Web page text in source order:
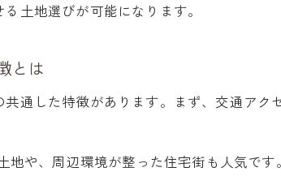
後悔に繋がる土地探しの
地盤や用途地域確認は土
土地探しで注目すべき災
土地選びが可能になります。
とは
通した特徴があります。まず、交通ア
地や、周辺環境が整った住宅街も人気で